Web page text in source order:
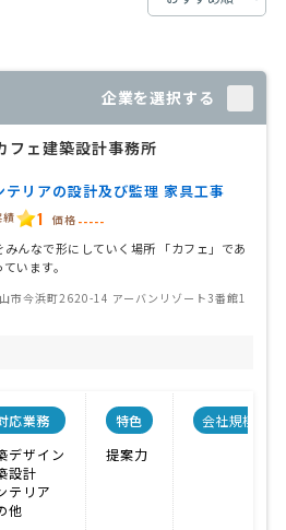
企業を選択する
ェ建築設計事務所
テリアの設計及び監理 家具工事
績 1 価格 -----
みんなで形にしていく場所 「カフェ」であ
います。
市今浜町2620-14 アーバンリゾート3番館1
応業務
デザイン
設計
テリア
他
特色
提案力
会社規模